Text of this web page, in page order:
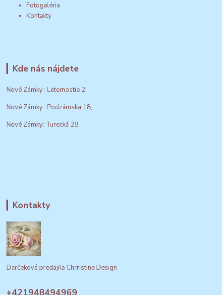
Fotogaléria
Kontakty
Kde nás nájdete
Nové Zámky : Letomostie 2,
Nové Zámky : Podzámska 18,
Nové Zámky: Turecká 28,
Kontakty
Darčeková predajňa Chrristine Design
+421948494969